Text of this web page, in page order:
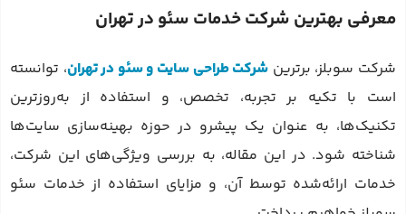
معرفی بهترین شرکت خدمات سئو در تهران
شرکت سوبلز، برترین شرکت‌ طراحی سایت و سئو در تهران، توانسته
است با تکیه بر تجربه، تخصص، و استفاده از به‌روزترین
تکنیک‌ها، به عنوان یک پیشرو در حوزه بهینه‌سازی سایت‌ها
شناخته شود. در این مقاله، به بررسی ویژگی‌های این شرکت،
خدمات ارائه‌شده توسط آن، و مزایای استفاده از خدمات سئو